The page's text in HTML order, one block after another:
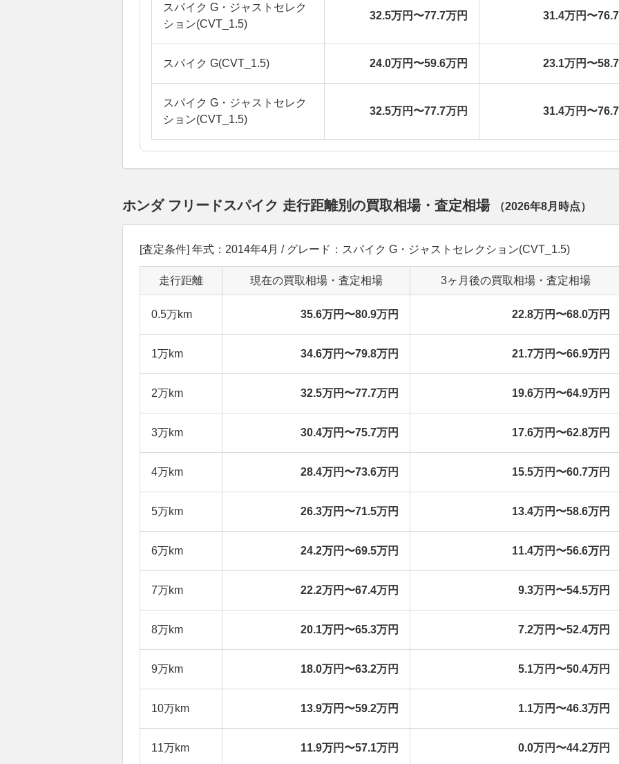
スパイク G・ジャストセレク
ション(CVT_1.5)
32.5万円〜77.7万円 31.4万円〜
スパイク G(CVT_1.5) 24.0万円〜59.6万円 23.1万円〜
スパイク G・ジャストセレク
ション(CVT_1.5)
32.5万円〜77.7万円 31.4万円〜
ホンダ フリードスパイク 走行距離別の買取相場・査定相場 （2026年8月 時点）
[査定条件] 年式：2014年4月 / グレード：スパイク G・ジャストセレクション(CVT_1.5)
走行距離 現在の買取相場・査定相場 3ヶ月後の買取相場・査定相場
0.5万km 35.6万円〜80.9万円 22.8万円〜68.0万円
1万km 34.6万円〜79.8万円 21.7万円〜66.9万円
2万km 32.5万円〜77.7万円 19.6万円〜64.9万円
3万km 30.4万円〜75.7万円 17.6万円〜62.8万円
4万km 28.4万円〜73.6万円 15.5万円〜60.7万円
5万km 26.3万円〜71.5万円 13.4万円〜58.6万円
6万km 24.2万円〜69.5万円 11.4万円〜56.6万円
7万km 22.2万円〜67.4万円 9.3万円〜54.5万円
8万km 20.1万円〜65.3万円 7.2万円〜52.4万円
9万km 18.0万円〜63.2万円 5.1万円〜50.4万円
10万km 13.9万円〜59.2万円 1.1万円〜46.3万円
11万km 11.9万円〜57.1万円 0.0万円〜44.2万円